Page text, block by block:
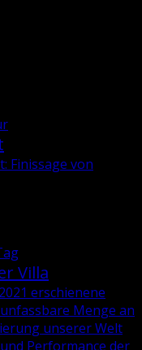
Finissage von
Villa
er­schie­ne­ne
Menge an
un­se­rer Welt
Per­for­mance der